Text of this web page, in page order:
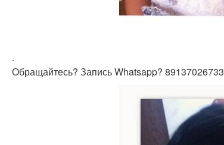
.
Обращайтесь? Запись Whatsapp? 89137026733